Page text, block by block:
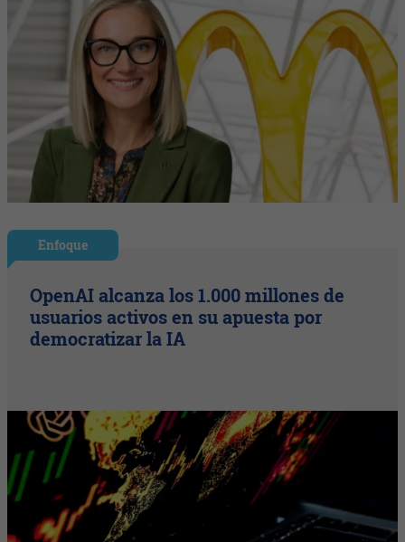
Enfoque
OpenAI alcanza los 1.000 millones de
usuarios activos en su apuesta por
democratizar la IA